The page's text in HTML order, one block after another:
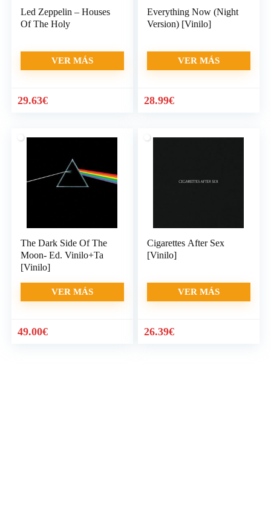
Led Zeppelin – Houses
Of The Holy
VER MÁS
29.63€
Everything Now (Night
Version) [Vinilo]
VER MÁS
28.99€
The Dark Side Of The
Moon- Ed. Vinilo+Ta
[Vinilo]
VER MÁS
49.00€
Cigarettes After Sex
[Vinilo]
VER MÁS
26.39€